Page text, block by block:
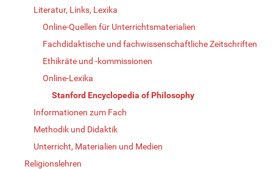
Literatur, Links, Lexika
Online-Quellen für Unterrichtsmaterialien
Fachdidaktische und fachwissenschaftliche Zeitschriften
Ethikräte und -kommissionen
Online-Lexika
Stanford Encyclopedia of Philosophy
Informationen zum Fach
Methodik und Didaktik
Unterricht, Materialien und Medien
Religionslehren